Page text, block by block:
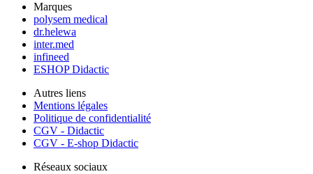
Marques
polysem medical
dr.helewa
inter.med
infineed
ESHOP Didactic
Autres liens
Mentions légales
Politique de confidentialité
CGV - Didactic
CGV - E-shop Didactic
Réseaux sociaux